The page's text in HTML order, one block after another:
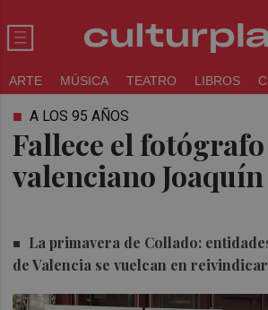
ARTE MÚSICA TEATRO LIBROS
Fallece el fotógrafo
valenciano
A LOS 95 AÑOS
La primavera de Collado:
de Valencia se vuelcan en